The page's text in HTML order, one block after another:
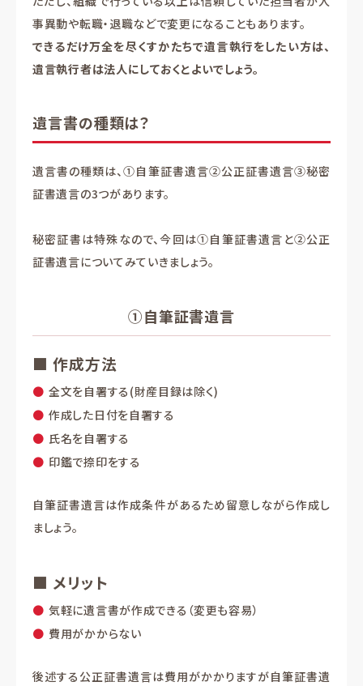
事異動や転職・退職などで変更になることもあります。
できるだけ万全を尽くすかたちで遺言執行をしたい方は、
遺言執行者は法人にしておくとよいでしょう。
遺言書の種類は？
遺言書の種類は、①自筆証書遺言②公正証書遺言③秘密
証書遺言の3つがあります。
秘密証書は特殊なので、今回は①自筆証書遺言と②公正
証書遺言についてみていきましょう。
①自筆証書遺言
■ 作成方法
全文を自署する(財産目録は除く)
作成した日付を自署する
氏名を自署する
印鑑で捺印をする
自筆証書遺言は作成条件があるため留意しながら作成し
ましょう。
■ メリット
気軽に遺言書が作成できる（変更も容易）
費用がかからない
後述する公正証書遺言は費用がかかりますが自筆証書遺